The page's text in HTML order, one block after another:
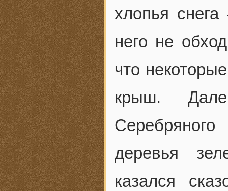
хлопья
него не
что
крыш.
деревья
казался